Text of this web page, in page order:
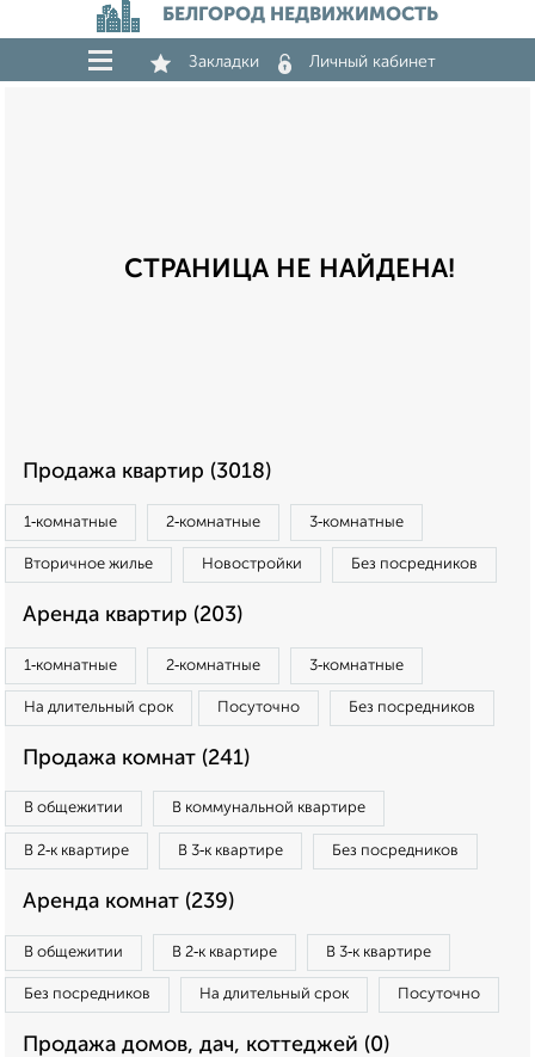
БЕЛГОРОД НЕДВИЖИМОСТЬ
Закладки Личный кабинет
СТРАНИЦА НЕ НАЙДЕНА!
Продажа квартир (3018)
1‑комнатные 2‑комнатные 3‑комнатные
Вторичное жилье Новостройки Без посредников
Аренда квартир (203)
1‑комнатные 2‑комнатные 3‑комнатные
На длительный срок Посуточно Без посредников
Продажа комнат (241)
В общежитии В коммунальной квартире
В 2‑к квартире В 3‑к квартире Без посредников
Аренда комнат (239)
В общежитии В 2‑к квартире В 3‑к квартире
Без посредников На длительный срок Посуточно
Продажа домов, дач, коттеджей (0)